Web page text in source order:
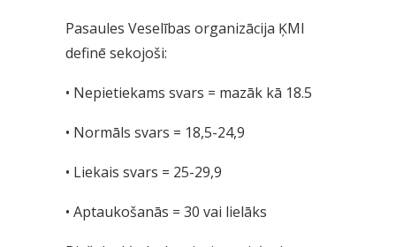
Pasaules Veselības organizācija ĶMI
definē sekojoši:
• Nepietiekams svars = mazāk kā 18.5
• Normāls svars = 18,5-24,9
• Liekais svars = 25-29,9
• Aptaukošanās = 30 vai lielāks